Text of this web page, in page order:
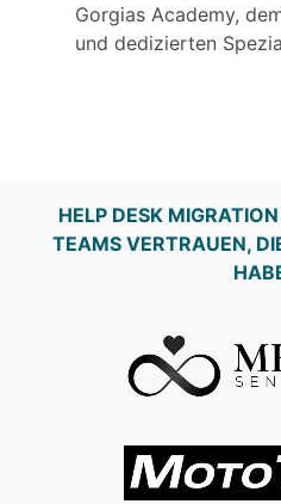
Gorgias Academy,
und dedizierten
HELP DESK
TEAMS VERTRAUEN,